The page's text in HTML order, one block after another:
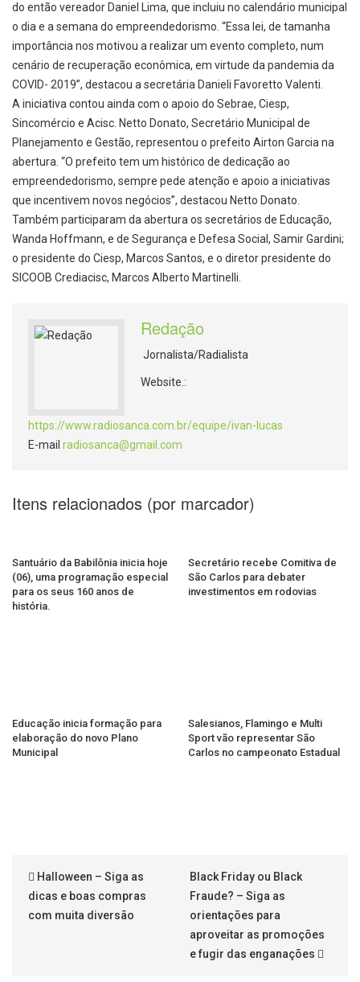
do então vereador Daniel Lima, que incluiu no calendário municipal
o dia e a semana do empreendedorismo. “Essa lei, de tamanha
importância nos motivou a realizar um evento completo, num
cenário de recuperação econômica, em virtude da pandemia da
COVID- 2019”, destacou a secretária Danieli Favoretto Valenti.
A iniciativa contou ainda com o apoio do Sebrae, Ciesp,
Sincomércio e Acisc. Netto Donato, Secretário Municipal de
Planejamento e Gestão, representou o prefeito Airton Garcia na
abertura. “O prefeito tem um histórico de dedicação ao
empreendedorismo, sempre pede atenção e apoio a iniciativas
que incentivem novos negócios”, destacou Netto Donato.
Também participaram da abertura os secretários de Educação,
Wanda Hoffmann, e de Segurança e Defesa Social, Samir Gardini;
o presidente do Ciesp, Marcos Santos, e o diretor presidente do
SICOOB Crediacisc, Marcos Alberto Martinelli.
Redação
Jornalista/Radialista
Website.:
https://www.radiosanca.com.br/equipe/ivan-lucas
E-mail radiosanca@gmail.com
Itens relacionados (por marcador)
Santuário da Babilônia inicia hoje
(06), uma programação especial
para os seus 160 anos de
história.
Secretário recebe Comitiva de
São Carlos para debater
investimentos em rodovias
Educação inicia formação para
elaboração do novo Plano
Municipal
Salesianos, Flamingo e Multi
Sport vão representar São
Carlos no campeonato Estadual
Halloween – Siga as
dicas e boas compras
com muita diversão
Black Friday ou Black
Fraude? – Siga as
orientações para
aproveitar as promoções
e fugir das enganações